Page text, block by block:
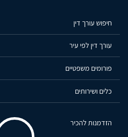
חיפוש עורך דין
עורך דין לפי עיר
פורומים משפטיים
כלים ושירותים
הזדמנות להכיר